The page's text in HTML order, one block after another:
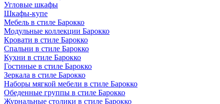
Угловые шкафы
Шкафы-купе
Мебель в стиле Барокко
Модульные коллекции Барокко
Кровати в стиле Барокко
Спальни в стиле Барокко
Кухни в стиле Барокко
Гостиные в стиле Барокко
Зеркала в стиле Барокко
Наборы мягкой мебели в стиле Барокко
Обеденные группы в стиле Барокко
Журнальные столики в стиле Барокко